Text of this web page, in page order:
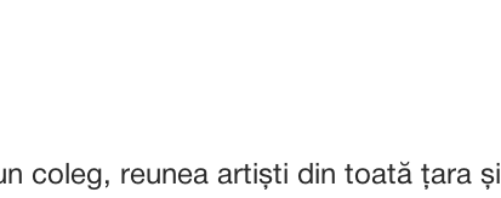
coleg, reunea artiști din toată țara și